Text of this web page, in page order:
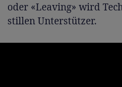
oder «Leaving» wird
stillen Unterstützer.